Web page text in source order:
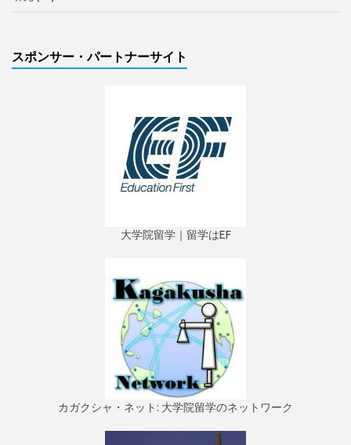
スポンサー・パートナーサイト
大学院留学｜留学はEF
カガクシャ・ネット: 大学院留学のネットワーク